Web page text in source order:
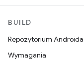
BUILD
Repozytorium Androida
Wymagania